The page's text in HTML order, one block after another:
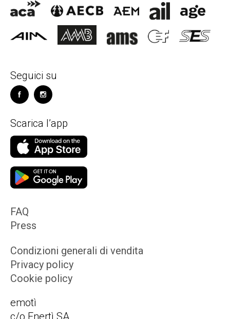
Seguici su
Scarica l’app
FAQ
Press
Condizioni generali di vendita
Privacy policy
Cookie policy
emotì
c/o Enertì SA